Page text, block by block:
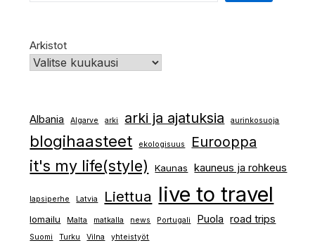
Arkistot
Albania Algarve arki arki ja ajatuksia aurinkosuoja
blogihaasteet ekologisuus Eurooppa
it's my life(style) Kaunas kauneus ja rohkeus
lapsiperhe Latvia Liettua live to travel
lomailu Malta matkalla news Portugali Puola road trips
Suomi Turku Vilna yhteistyöt